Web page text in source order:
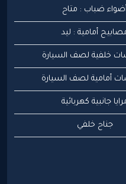
ضباب : متاح
أمامية : ليد
خلفية لصف السيارة
أمامية لصف السيارة
جانبية كهربائية
جناح خلفي